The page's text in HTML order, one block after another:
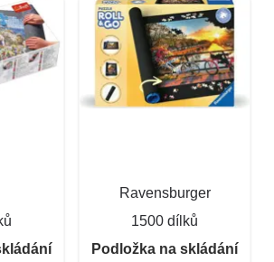
Ravensburger
1500 dílků
Podložka na skládání